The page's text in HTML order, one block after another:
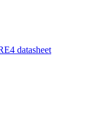
datasheet